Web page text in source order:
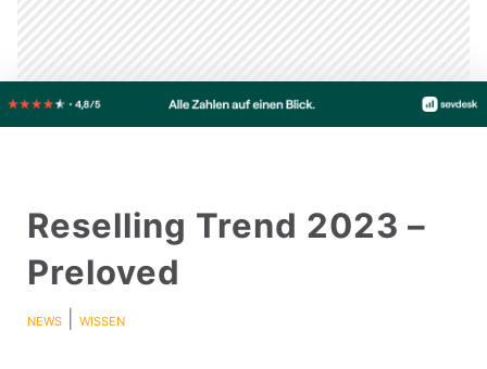
Reselling Trend 2023 –
Preloved
NEWS| WISSEN